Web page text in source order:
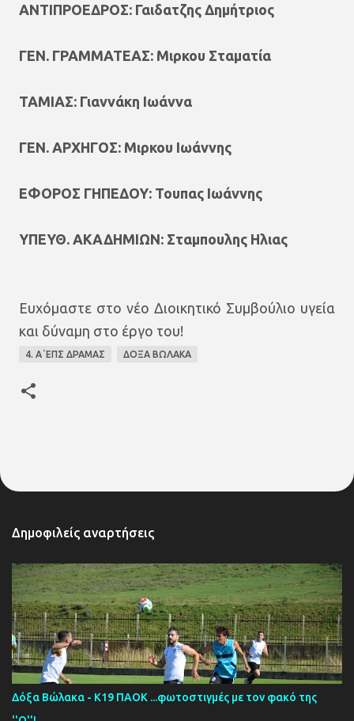
ΑΝΤΙΠΡΟΕΔΡΟΣ: Γαιδατζης Δημήτριος
ΓΕΝ. ΓΡΑΜΜΑΤΕΑΣ: Μιρκου Σταματία
ΤΑΜΙΑΣ: Γιαννάκη Ιωάννα
ΓΕΝ. ΑΡΧΗΓΟΣ: Μιρκου Ιωάννης
ΕΦΟΡΟΣ ΓΗΠΕΔΟΥ: Τουπας Ιωάννης
ΥΠΕΥΘ. ΑΚΑΔΗΜΙΩΝ: Σταμπουλης Ηλιας
Ευχόμαστε στο νέο Διοικητικό Συμβούλιο υγεία
και δύναμη στο έργο του!
4. Α΄ΕΠΣ ΔΡΑΜΑΣ ΔΟΞΑ ΒΩΛΑΚΑ
Δημοφιλείς αναρτήσεις
Δόξα Βώλακα - Κ19 ΠΑΟΚ ...φωτοστιγμές με τον φακό της